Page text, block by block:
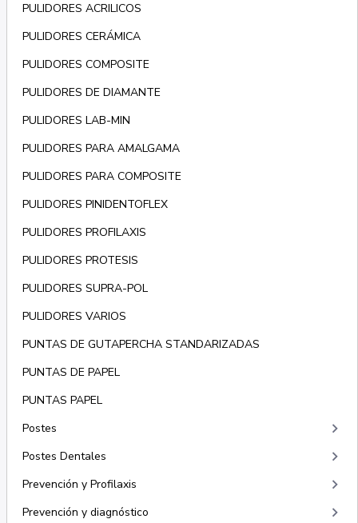
PULIDORES ACRILICOS
PULIDORES CERÁMICA
PULIDORES COMPOSITE
PULIDORES DE DIAMANTE
PULIDORES LAB-MIN
PULIDORES PARA AMALGAMA
PULIDORES PARA COMPOSITE
PULIDORES PINIDENTOFLEX
PULIDORES PROFILAXIS
PULIDORES PROTESIS
PULIDORES SUPRA-POL
PULIDORES VARIOS
PUNTAS DE GUTAPERCHA STANDARIZADAS
PUNTAS DE PAPEL
PUNTAS PAPEL
Postes
keyboard_arrow_right
Postes Dentales keyboard_arrow_right
Prevención y Profilaxis keyboard_arrow_right
Prevención y diagnóstico keyboard_arrow_right